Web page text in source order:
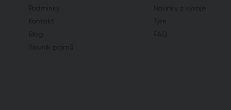
Podmínky
Kontakt
Blog
Slovník pojmů
Novinky z vývoje
Tým
FAQ